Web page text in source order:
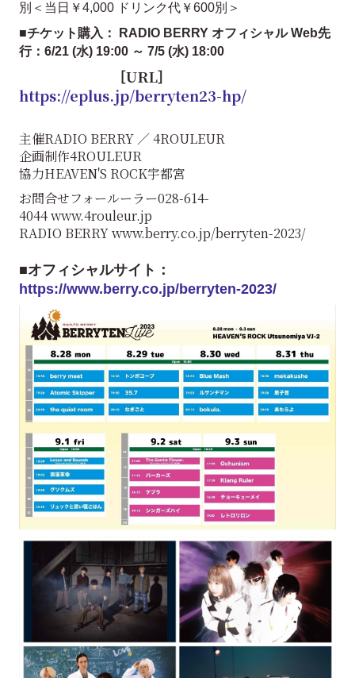
別＜当日￥4,000 ドリンク代￥600別＞
■チケット購入： RADIO BERRY オフィシャル Web先
行：6/21 (水) 19:00 ～ 7/5 (水) 18:00
［URL］
https://eplus.jp/berryten23-hp/
主催RADIO BERRY ／ 4ROULEUR
企画制作4ROULEUR
協力HEAVEN'S ROCK宇都宮
お問合せフォールーラー028-614-
4044 www.4rouleur.jp
RADIO BERRY www.berry.co.jp/berryten-2023/
■オフィシャルサイト：
https://www.berry.co.jp/berryten-2023/